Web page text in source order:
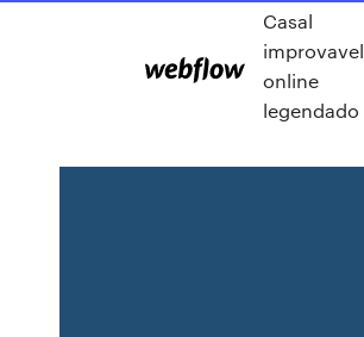
Casal
improvavel
online
legendado